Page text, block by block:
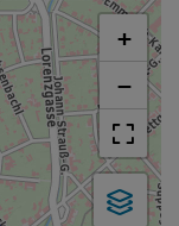
+
−